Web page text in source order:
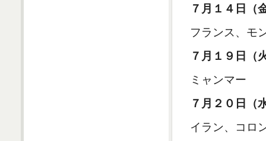
７月１４日（
フランス、モ
７月１９日（
ミャンマー
７月２０日（
イラン、コロ